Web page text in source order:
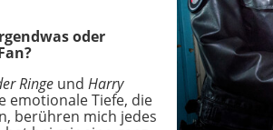
oder
Ringe und Harry
emotionale Tiefe, die
berühren mich jedes